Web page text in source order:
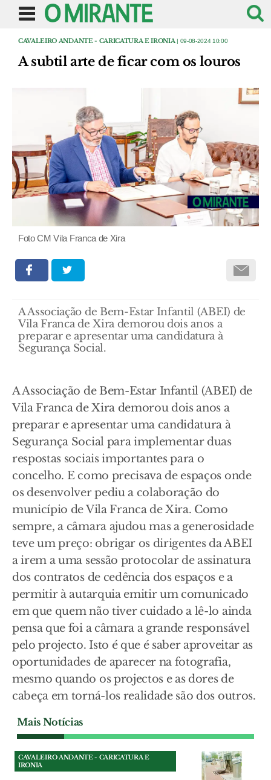
CAVALEIRO ANDANTE - CARICATURA E IRONIA | 09-08-2024 10:00
A subtil arte de ficar com os louros
Foto CM Vila Franca de Xira
A Associação de Bem-Estar Infantil (ABEI) de
Vila Franca de Xira demorou dois anos a
preparar e apresentar uma candidatura à
Segurança Social.
A Associação de Bem-Estar Infantil (ABEI) de
Vila Franca de Xira demorou dois anos a
preparar e apresentar uma candidatura à
Segurança Social para implementar duas
respostas sociais importantes para o
concelho. E como precisava de espaços onde
os desenvolver pediu a colaboração do
município de Vila Franca de Xira. Como
sempre, a câmara ajudou mas a generosidade
teve um preço: obrigar os dirigentes da ABEI
a irem a uma sessão protocolar de assinatura
dos contratos de cedência dos espaços e a
permitir à autarquia emitir um comunicado
em que quem não tiver cuidado a lê-lo ainda
pensa que foi a câmara a grande responsável
pelo projecto. Isto é que é saber aproveitar as
oportunidades de aparecer na fotografia,
mesmo quando os projectos e as dores de
cabeça em torná-los realidade são dos outros.
Mais Notícias
CAVALEIRO ANDANTE - CARICATURA E
IRONIA